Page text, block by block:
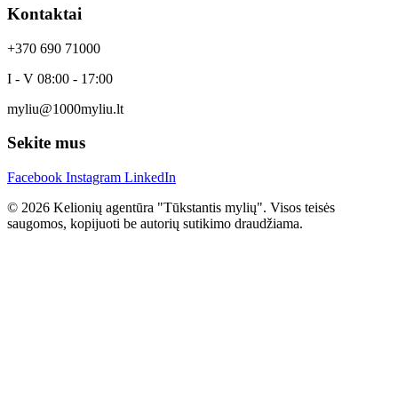
Kontaktai
+370 690 71000
I - V 08:00 - 17:00
myliu@1000myliu.lt
Sekite mus
Facebook Instagram LinkedIn
© 2026 Kelionių agentūra "Tūkstantis mylių". Visos teisės
saugomos, kopijuoti be autorių sutikimo draudžiama.